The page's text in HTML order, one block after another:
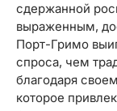
сдержанной
выраженным,
Порт-Гримо
спроса, чем
благодаря
которое